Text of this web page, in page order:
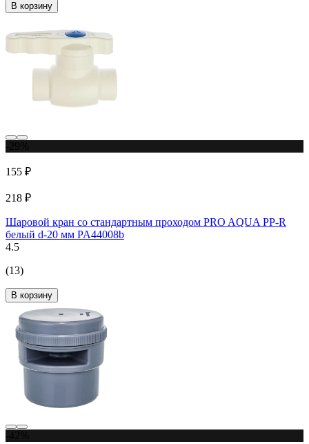
В корзину
155 ₽
218 ₽
Шаровой кран со стандартным проходом PRO AQUA PP-R
белый d-20 мм PA44008b
4.5
(13)
В корзину